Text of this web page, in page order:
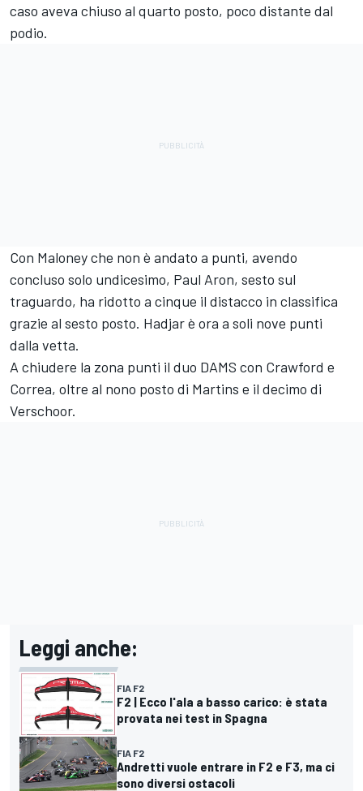
caso aveva chiuso al quarto posto, poco distante dal
podio.
Con Maloney che non è andato a punti, avendo
concluso solo undicesimo, Paul Aron, sesto sul
traguardo, ha ridotto a cinque il distacco in classifica
grazie al sesto posto. Hadjar è ora a soli nove punti
dalla vetta.
A chiudere la zona punti il duo DAMS con Crawford e
Correa, oltre al nono posto di Martins e il decimo di
Verschoor.
Leggi anche:
FIA F2
F2 | Ecco l'ala a basso carico: è stata
provata nei test in Spagna
FIA F2
Andretti vuole entrare in F2 e F3, ma ci
sono diversi ostacoli